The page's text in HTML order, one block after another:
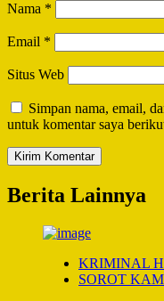
Nama *
Email *
Situs Web
Simpan nama, email,
untuk komentar saya
Berita Lainnya
KRIMINAL
SOROT